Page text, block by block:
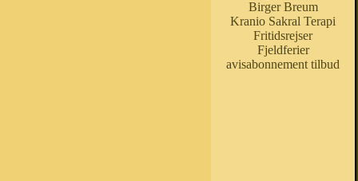
Birger Breum
Kranio Sakral Terapi
Fritidsrejser
Fjeldferier
avisabonnement tilbud